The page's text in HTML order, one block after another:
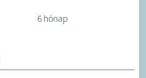
6 hónap